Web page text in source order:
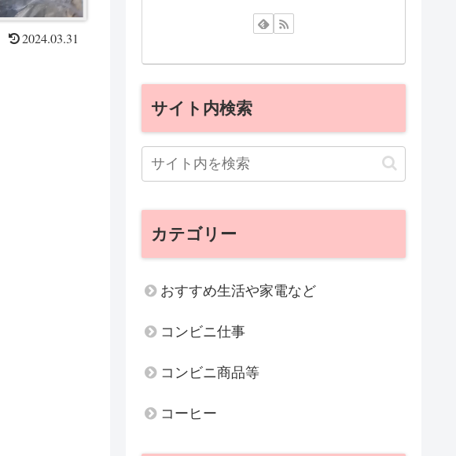
2024.03.31
サイト内検索
カテゴリー
おすすめ生活や家電など
コンビニ仕事
コンビニ商品等
コーヒー